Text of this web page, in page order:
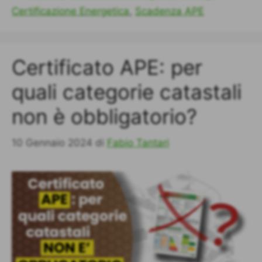
Certificazione Energetica, Scadenza APE
Certificato APE: per
quali categorie catastali
non è obbligatorio?
10 Gennaio 2024 di Fabio Tantari